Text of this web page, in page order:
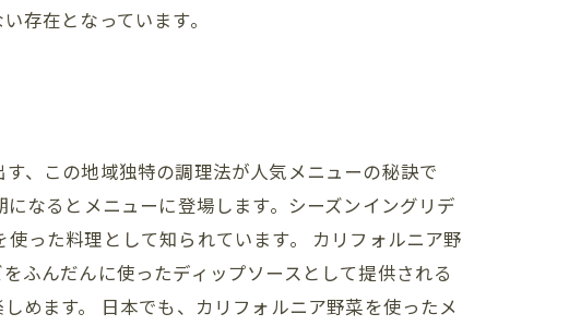
存在となっています。
、この地域独特の調理法が人気メニューの秘訣で
なるとメニューに登場します。シーズンイングリデ
った料理として知られています。 カリフォルニア野
ふんだんに使ったディップソースとして提供される
めます。 日本でも、カリフォルニア野菜を使ったメ